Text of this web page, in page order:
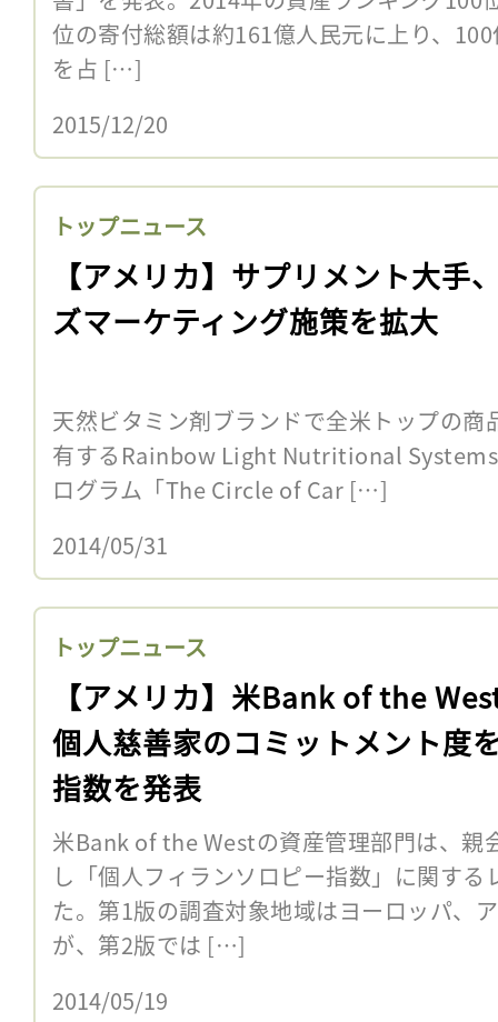
位の寄付総額は約161億人民元に上り、
を占 […]
2015/12/20
トップニュース
【アメリカ】サプリメント大手
ズマーケティング施策を拡大
天然ビタミン剤ブランドで全米トップの
有するRainbow Light Nutritional Systems
ログラム「The Circle of Car […]
2014/05/31
トップニュース
【アメリカ】米Bank of the
個人慈善家のコミットメント度
指数を発表
米Bank of the Westの資産管理部門は、親
し「個人フィランソロピー指数」に関す
た。第1版の調査対象地域はヨーロッパ、
が、第2版では […]
2014/05/19